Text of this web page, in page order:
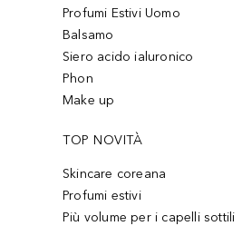
Profumi Estivi Uomo
Balsamo
Siero acido ialuronico
Phon
Make up
TOP NOVITÀ
Skincare coreana
Profumi estivi
Più volume per i capelli sottili